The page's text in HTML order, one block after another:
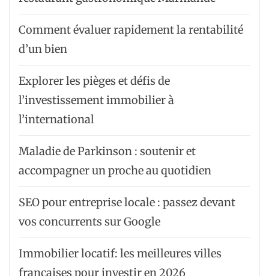
Comment évaluer rapidement la rentabilité
d’un bien
Explorer les pièges et défis de
l’investissement immobilier à
l’international
Maladie de Parkinson : soutenir et
accompagner un proche au quotidien
SEO pour entreprise locale : passez devant
vos concurrents sur Google
Immobilier locatif: les meilleures villes
françaises pour investir en 2026